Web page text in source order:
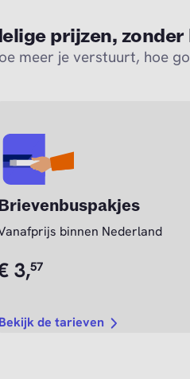
prijzen,
meer je verstuurt, hoe
binnen Nederland
3,57
Bekijk de tarieven